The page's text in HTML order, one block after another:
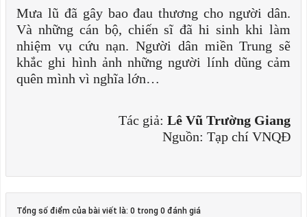
Mưa lũ đã gây bao đau thương cho người dân.
Và những cán bộ, chiến sĩ đã hi sinh khi làm
nhiệm vụ cứu nạn. Người dân miền Trung sẽ
khắc ghi hình ảnh những người lính dũng cảm
quên mình vì nghĩa lớn…
Tác giả: Lê Vũ Trường Giang
Nguồn: Tạp chí VNQĐ
Tổng số điểm của bài viết là: 0 trong 0 đánh giá